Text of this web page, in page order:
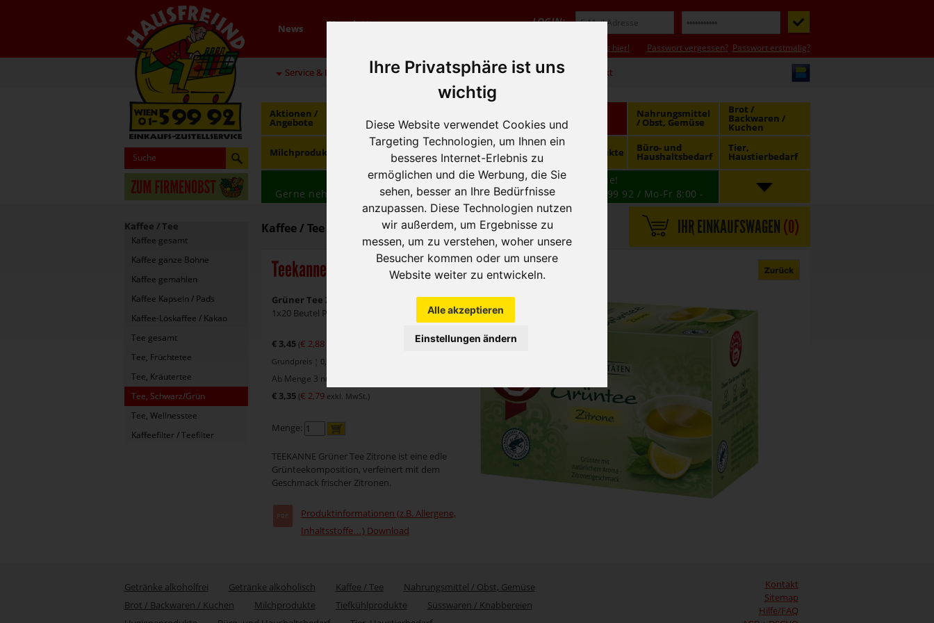
Ihre Privatsphäre ist uns
wichtig
Diese Website verwendet Cookies und
Targeting Technologien, um Ihnen ein
besseres Internet-Erlebnis zu
ermöglichen und die Werbung, die Sie
sehen, besser an Ihre Bedürfnisse
anzupassen. Diese Technologien nutzen
wir außerdem, um Ergebnisse zu
messen, um zu verstehen, woher unsere
Besucher kommen oder um unsere
Website weiter zu entwickeln.
Alle akzeptieren
Einstellungen ändern
News Newsletter LOGIN:
Neukunde? Infos hier! Passwort vergessen? Passwort erstmalig?
Service & Infos 01 / 599 92 office@hausfreund.at Kontakt
Aktionen /
Angebote alkoholfrei alkoholisch Kaffee / Tee Nahrungsmittel
/ Obst, Gemüse
Brot /
Backwaren /
Kuchen
Milchprodukte
Tiefkühlprodukte Süsswaren /
Knabbereien Hygieneprodukte Büro- und
Haushaltsbedarf
Tier,
Haustierbedarf
Wir haben freie und zeitnahe Liefertermine für Sie!
Gerne nehmen wir IhreBESTELLUNGauch TELEFONISCH
auf: 01 599 92 / Mo-Fr 8:00 -
16:30
Kaffee / Tee
Kaffee gesamt
Kaffee ganze Bohne
Kaffee gemahlen
Kaffee Kapseln / Pads
Kaffee-Löskaffee / Kakao
Tee gesamt
Tee, Früchtetee
Tee, Kräutertee
Tee, Schwarz/Grün
Tee, Wellnesstee
Kaffeefilter / Teefilter
Kaffee / Tee - Tee, Schwarz/Grün IHR EINKAUFSWAGEN(0)
Teekanne Tee Grüntee
Grüner Tee Zitrone
1x20 Beutel Packung
€ 3,45 (€ 2,88
Grundpreis ¦ 0,17 je 1 Beutel
Ab Menge 3 nur je
€ 3,35 (€ 2,79 exkl. MwSt.)
Menge:
TEEKANNE Grüner Tee Zitrone ist eine edle
Grünteekomposition, verfeinert mit dem
Geschmack frischer Zitronen.
Produktinformationen (z.B. Allergene,
Inhaltsstoffe…) Download
Getränke alkoholfrei Getränke alkoholisch Kaffee / Tee
Nahrungsmittel / Obst, Gemüse
Brot / Backwaren / Kuchen
Milchprodukte Tiefkühlprodukte
Süsswaren / Knabbereien
Kontakt
Sitemap
Hilfe/FAQ